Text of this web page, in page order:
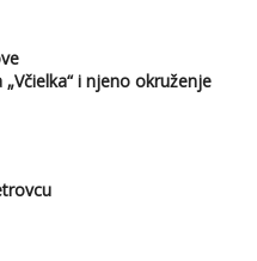
i njeno okruženje